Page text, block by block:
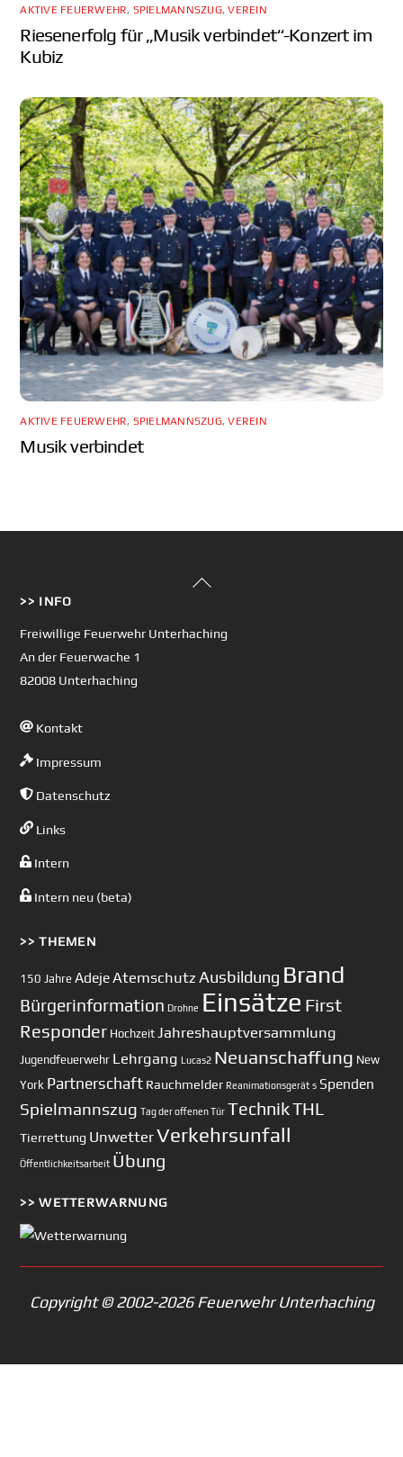
AKTIVE FEUERWEHR, SPIELMANNSZUG,VEREIN
Riesenerfolg für „Musik verbindet“-Konzert im
Kubiz
AKTIVE FEUERWEHR, SPIELMANNSZUG,VEREIN
Musik verbindet
Back
>> INFO
Freiwillige Feuerwehr Unterhaching
An der Feuerwache 1
82008 Unterhaching
Kontakt
Impressum
Datenschutz
Links
Intern
Intern neu (beta)
>> THEMEN
150 Jahre AdejeAtemschutz Ausbildung Brand
Bürgerinformation Drohne Einsätze First
Responder Hochzeit Jahreshauptversammlung
Jugendfeuerwehr Lehrgang Lucas2 Neuanschaffung New
York Partnerschaft Rauchmelder Reanimationsgerät s Spenden
Spielmannszug Tag der offenen Tür TechnikTHL
Tierrettung UnwetterVerkehrsunfall
Öffentlichkeitsarbeit Übung
>> WETTERWARNUNG
Copyright © 2002-2026 Feuerwehr Unterhaching